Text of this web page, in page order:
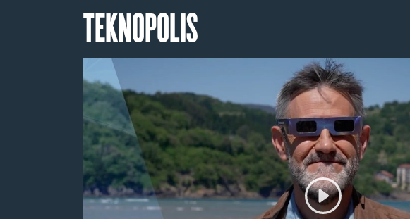
TEKNOPOLIS